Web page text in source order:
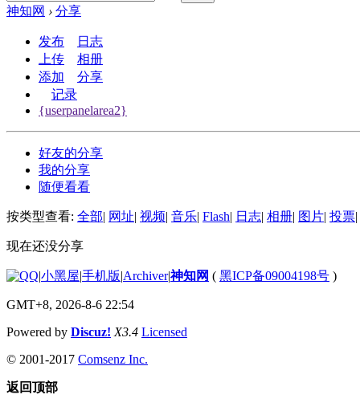
神知网 › 分享
发布
日志
上传
相册
添加
分享
记录
{userpanelarea2}
好友的分享
我的分享
随便看看
按类型查看: 全部| 网址| 视频| 音乐| Flash| 日志| 相册| 图片| 投票|
现在还没分享
|小黑屋|手机版|Archiver|神知网 ( 黑ICP备09004198号 )
GMT+8, 2026-8-6 22:54
Powered by Discuz! X3.4 Licensed
© 2001-2017 Comsenz Inc.
返回顶部